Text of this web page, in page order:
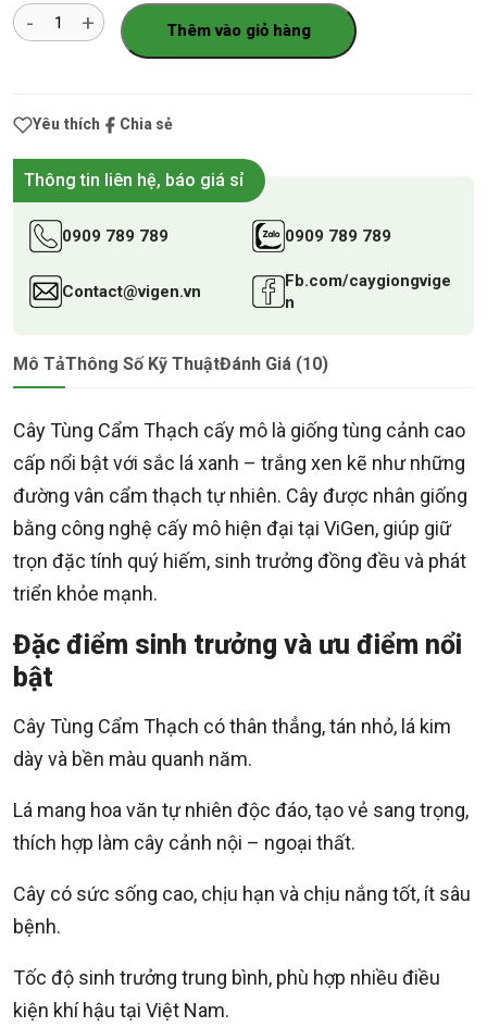
Số
lượng
Thêm vào giỏ hàng
Yêu thích Chia sẻ
Thông tin liên hệ, báo giá sỉ
0909 789 789 0909 789 789
Contact@vigen.vn
Fb.com/caygiongvige
n
Mô TảThông Số Kỹ ThuậtĐánh Giá (10)
Cây Tùng Cẩm Thạch cấy mô là giống tùng cảnh cao
cấp nổi bật với sắc lá xanh – trắng xen kẽ như những
đường vân cẩm thạch tự nhiên. Cây được nhân giống
bằng công nghệ cấy mô hiện đại tại ViGen, giúp giữ
trọn đặc tính quý hiếm, sinh trưởng đồng đều và phát
triển khỏe mạnh.
Đặc điểm sinh trưởng và ưu điểm nổi
bật
Cây Tùng Cẩm Thạch có thân thẳng, tán nhỏ, lá kim
dày và bền màu quanh năm.
Lá mang hoa văn tự nhiên độc đáo, tạo vẻ sang trọng,
thích hợp làm cây cảnh nội – ngoại thất.
Cây có sức sống cao, chịu hạn và chịu nắng tốt, ít sâu
bệnh.
Tốc độ sinh trưởng trung bình, phù hợp nhiều điều
kiện khí hậu tại Việt Nam.